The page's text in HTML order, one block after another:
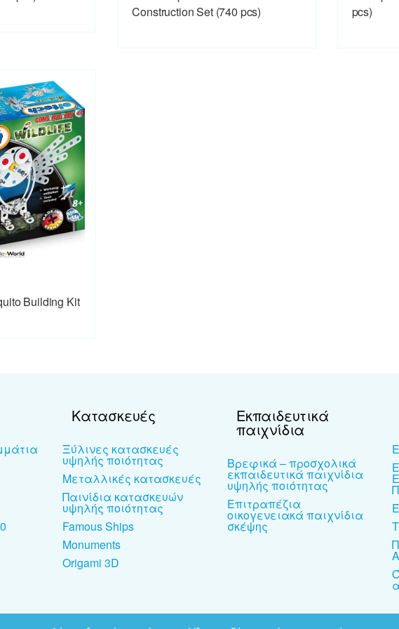
Construction Set (740 pcs)
pcs)
Building Kit
Κατασκευές
Ξύλινες κατασκευές
υψηλής ποιότητας
Μεταλλικές κατασκευές
Παινίδια κατασκευών
υψηλής ποιότητας
Famous Ships
Monuments
Origami 3D
Εκπαιδευτικά
παιχνίδια
Βρεφικά – προσχολικά
εκπαιδευτικά παιχνίδια
υψηλής ποιότητας
Επιτραπέζια
οικογενειακά παιχνίδια
σκέψης